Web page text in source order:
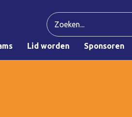
Lid worden Sponsoren